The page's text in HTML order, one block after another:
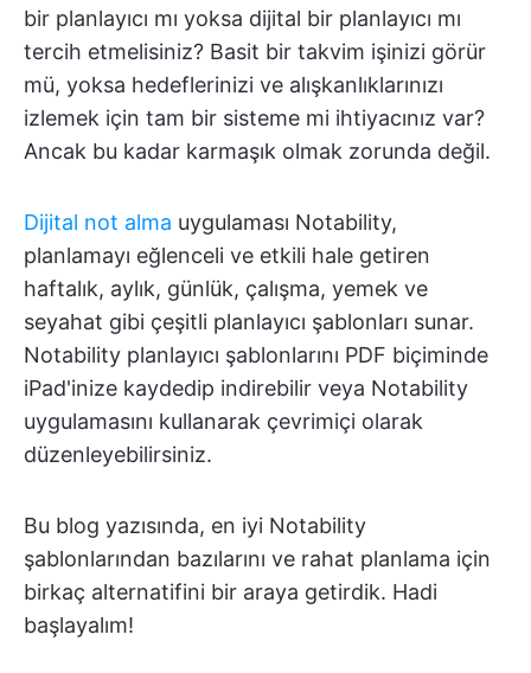
bir planlayıcı mı yoksa dijital bir planlayıcı mı
tercih etmelisiniz? Basit bir takvim işinizi görür
mü, yoksa hedeflerinizi ve alışkanlıklarınızı
izlemek için tam bir sisteme mi ihtiyacınız var?
Ancak bu kadar karmaşık olmak zorunda değil.
Dijital not alma uygulaması Notability,
planlamayı eğlenceli ve etkili hale getiren
haftalık, aylık, günlük, çalışma, yemek ve
seyahat gibi çeşitli planlayıcı şablonları sunar.
Notability planlayıcı şablonlarını PDF biçiminde
iPad'inize kaydedip indirebilir veya Notability
uygulamasını kullanarak çevrimiçi olarak
düzenleyebilirsiniz.
Bu blog yazısında, en iyi Notability
şablonlarından bazılarını ve rahat planlama için
birkaç alternatifini bir araya getirdik. Hadi
başlayalım!